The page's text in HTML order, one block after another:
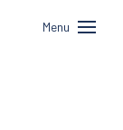
Menu